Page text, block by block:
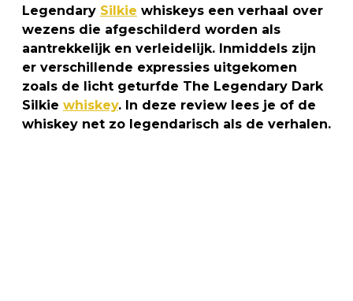
Legendary Silkie whiskeys een verhaal over
wezens die afgeschilderd worden als
aantrekkelijk en verleidelijk. Inmiddels zijn
er verschillende expressies uitgekomen
zoals de licht geturfde The Legendary Dark
Silkie whiskey. In deze review lees je of de
whiskey net zo legendarisch als de verhalen.